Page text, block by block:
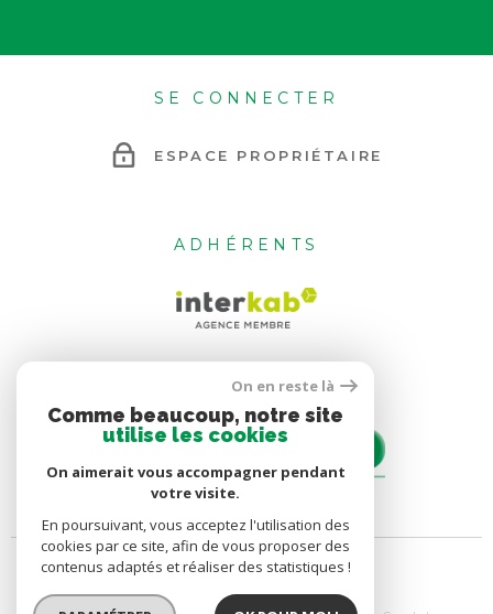
SE CONNECTER
ESPACE PROPRIÉTAIRE
ADHÉRENTS
On en reste là
Comme beaucoup, notre site
utilise les cookies
On aimerait vous accompagner pendant
votre visite.
En poursuivant, vous acceptez l'utilisation des
cookies par ce site, afin de vous proposer des
contenus adaptés et réaliser des statistiques !